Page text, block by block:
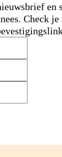
en
Check je